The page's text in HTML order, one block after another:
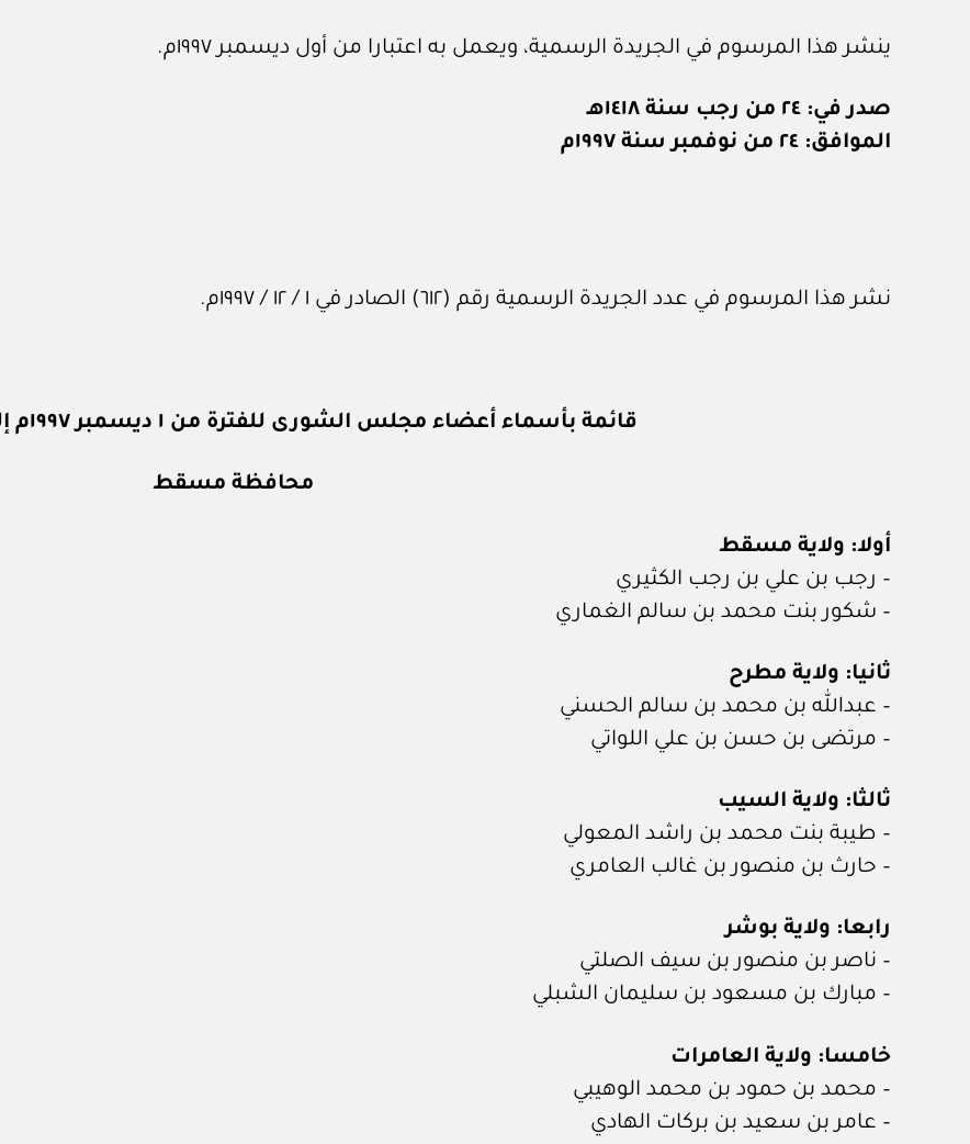
ينشر هذا المرسوم في الجريدة الرسمية، ويعمل به اعتبارا من أول ديسمبر ١٩٩٧م.
صدر في: ٢٤ من رجب سنة ١٤١٨هـ
الموافق: ٢٤ من نوفمبر سنة ١٩٩٧م
نشر هذا المرسوم في عدد الجريدة الرسمية رقم (٦١٢) الصادر في ١ / ١٢ / ١٩٩٧م.
قائمة بأسماء أعضاء مجلس الشورى للفترة من ١ ديسمبر ١٩٩٧م إلى ٣٠ نوفمبر ٢٠٠٠م
محافظة مسقط
أولا: ولاية مسقط
– رجب بن علي بن رجب الكثيري
– شكور بنت محمد بن سالم الغماري
ثانيا: ولاية مطرح
– عبدالله بن محمد بن سالم الحسني
– مرتضى بن حسن بن علي اللواتي
ثالثا: ولاية السيب
– طيبة بنت محمد بن راشد المعولي
– حارث بن منصور بن غالب العامري
رابعا: ولاية بوشر
– ناصر بن منصور بن سيف الصلتي
– مبارك بن مسعود بن سليمان الشبلي
خامسا: ولاية العامرات
– محمد بن حمود بن محمد الوهيبي
– عامر بن سعيد بن بركات الهادي